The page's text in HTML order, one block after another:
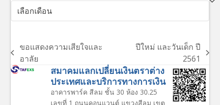
คลัง
เก็บ
previous
post:
ขอแสดงความเสียใจและ
อาลัย
post:
ปีใหม่ และวันเด็ก ปี
2561
สมาคมแลกเปลี่ยนเงินตราต่าง
ประเทศและบริการทางการเงิน
อาคารพาร์ค สีลม ชั้น 30 ห้อง 30.25
เลขที่ 1 ถนนคอนแวนต์ แขวงสีลม เขต